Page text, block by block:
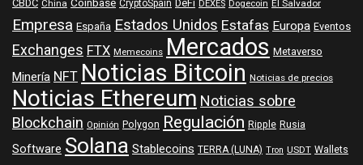
CBDC China Coinbase CryptoSpain DEXES Dogecoin El Salvador
Empresa España Estados UnidosEstafasEuropa Eventos
ExchangesFTX Memecoins Mercados Metaverso
MineríaNFTNoticias Bitcoin Noticias de precios
Noticias EthereumNoticias sobre
Blockchain Opinión Polygon Regulación Ripple Rusia
Software SolanaStablecoins TERRA (LUNA) Tron USDT Wallets